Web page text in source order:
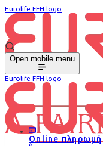
Eurolife FFH logo
Open mobile menu
Eurolife FFH logo
Online πληρωμή